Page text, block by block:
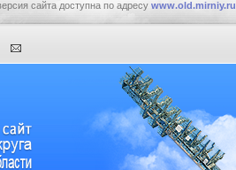
сайта доступна по адресу www.old.mirniy.ru